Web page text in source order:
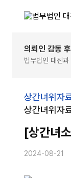
의뢰인 감동 후
법무법인 대진
상간녀위자
상간녀위자
[상간녀
2024-08-21